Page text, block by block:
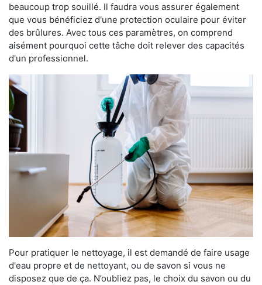
beaucoup trop souillé. Il faudra vous assurer également
que vous bénéficiez d'une protection oculaire pour éviter
des brûlures. Avec tous ces paramètres, on comprend
aisément pourquoi cette tâche doit relever des capacités
d'un professionnel.
Pour pratiquer le nettoyage, il est demandé de faire usage
d'eau propre et de nettoyant, ou de savon si vous ne
disposez que de ça. N’oubliez pas, le choix du savon ou du